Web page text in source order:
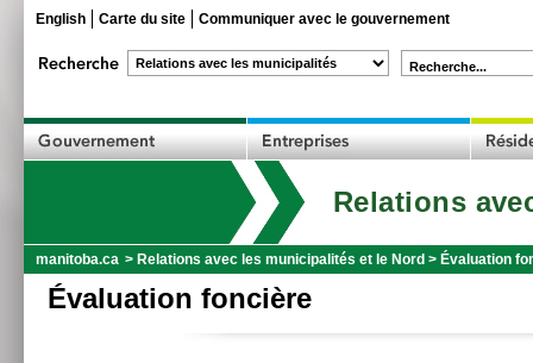
English Carte du site Communiquer avec le gouvernement
Recherche...
Relations
manitoba.ca > Relations avec les municipalités et le Nord > Évaluation
Évaluation foncière